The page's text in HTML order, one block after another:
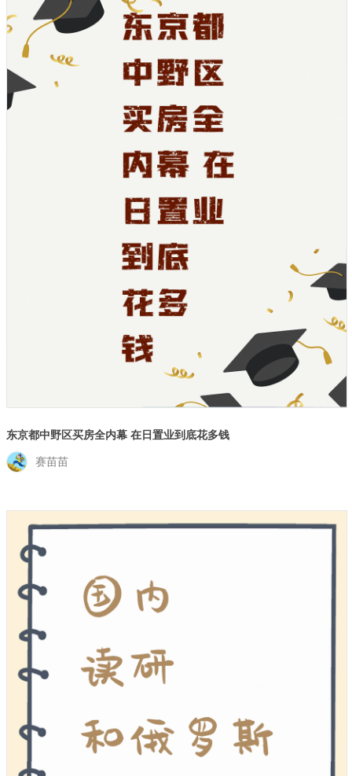
东京都中野区买房全内幕 在日置业到底花多钱
赛苗苗